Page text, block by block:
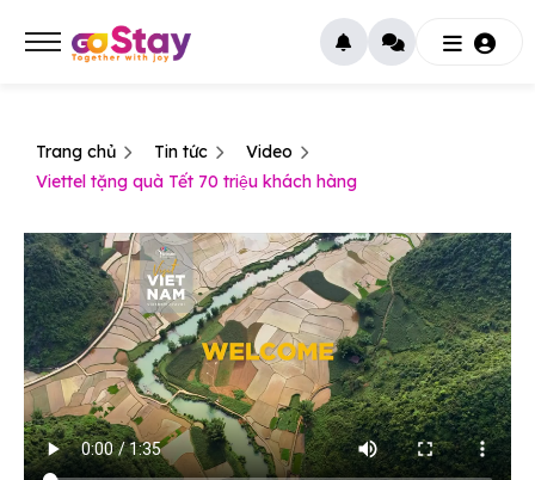
Trang chủ Tin tức
Video
Viettel tặng quà Tết 70 triệu khách hàng